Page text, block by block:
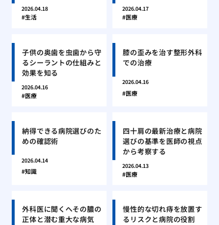
2026.04.18
生活
2026.04.17
医療
子供の奥歯を虫歯から守
るシーラントの仕組みと
効果を知る
2026.04.16
医療
膝の歪みを治す整形外科
での治療
2026.04.16
医療
納得できる病院選びのた
めの確認術
2026.04.14
知識
四十肩の最新治療と病院
選びの基準を医師の視点
から考察する
2026.04.13
医療
外科医に聞くへその膿の
正体と潜む重大な病気
慢性的な切れ痔を放置す
るリスクと病院の役割